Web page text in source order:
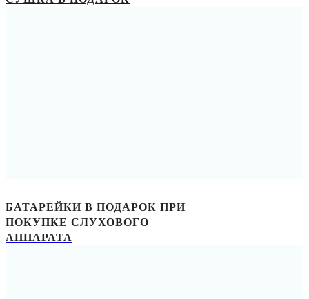
БАТАРЕЙКИ В ПОДАРОК ПРИ
ПОКУПКЕ СЛУХОВОГО
АППАРАТА